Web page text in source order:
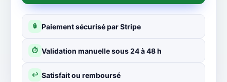
🔒 Paiement sécurisé par Stripe
⏱ Validation manuelle sous 24 à 48 h
↩ Satisfait ou remboursé